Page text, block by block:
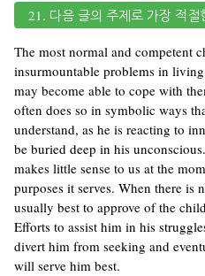
21. 다음 글의 주제로 가장 적절
The most normal and competent
insurmountable problems in
may become able to cope with
often does so in symbolic ways
understand, as he is reacting to
be buried deep in his
makes little sense to us at the
purposes it serves. When there is
usually best to approve of the
Efforts to assist him in his
divert him from seeking and
will serve him best.